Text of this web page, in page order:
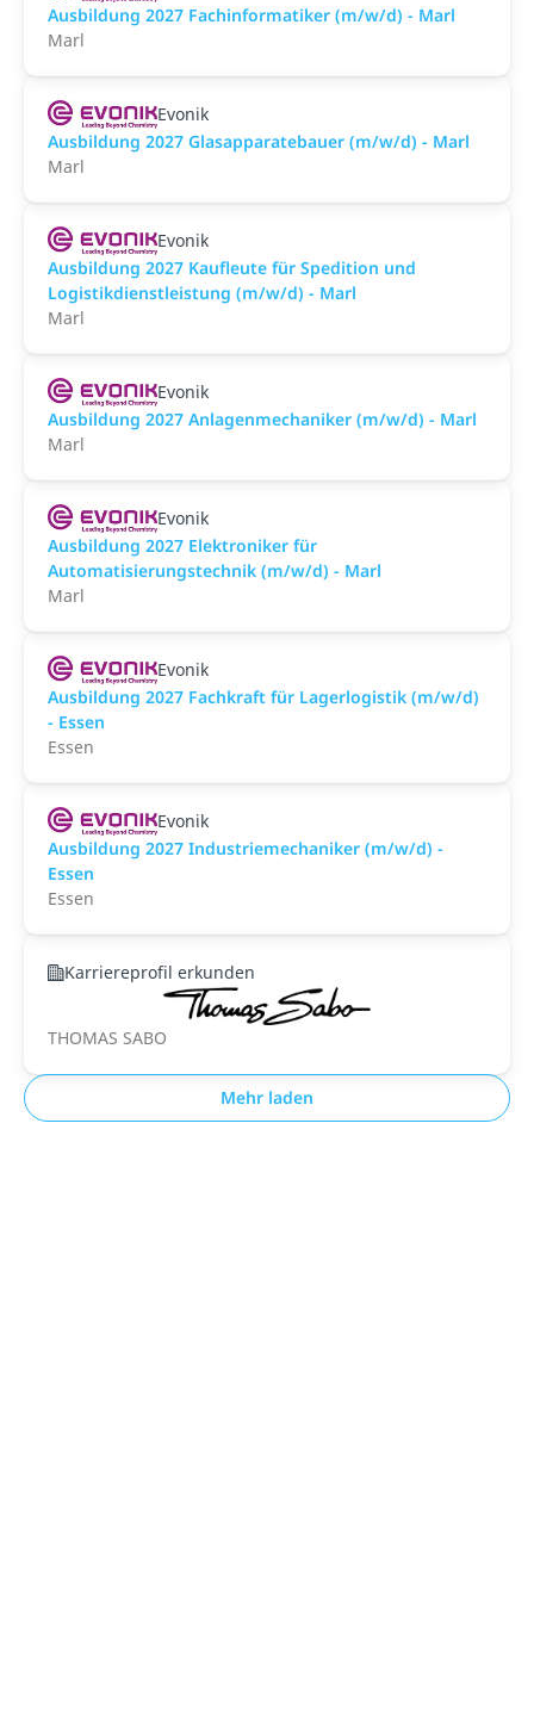
Ausbildung 2027 Fachinformatiker (m/w/d) - Marl
Marl
Evonik
Ausbildung 2027 Glasapparatebauer (m/w/d) - Marl
Marl
Evonik
Ausbildung 2027 Kaufleute für Spedition und
Logistikdienstleistung (m/w/d) - Marl
Marl
Evonik
Ausbildung 2027 Anlagenmechaniker (m/w/d) - Marl
Marl
Evonik
Ausbildung 2027 Elektroniker für
Automatisierungstechnik (m/w/d) - Marl
Marl
Evonik
Ausbildung 2027 Fachkraft für Lagerlogistik (m/w/d)
- Essen
Essen
Evonik
Ausbildung 2027 Industriemechaniker (m/w/d) -
Essen
Essen
Karriereprofil erkunden
THOMAS SABO
Mehr laden